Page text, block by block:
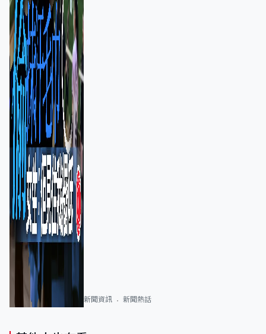
新聞資訊 新聞熱話